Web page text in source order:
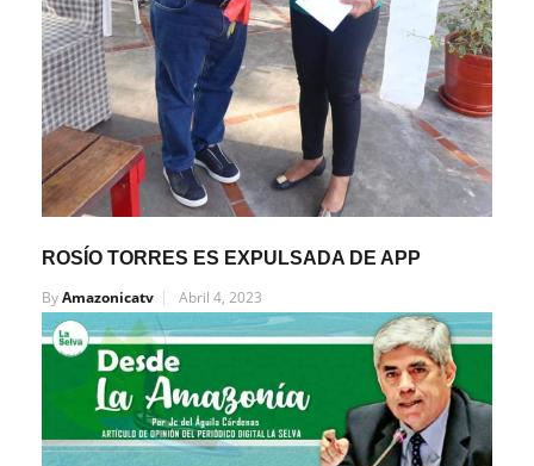
ROSÍO TORRES ES EXPULSADA DE APP
ByAmazonicatv Abril 4, 2023